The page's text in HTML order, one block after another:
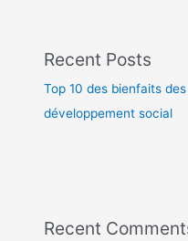
Recent Posts
Top 10 des bienfaits
développement social
Recent